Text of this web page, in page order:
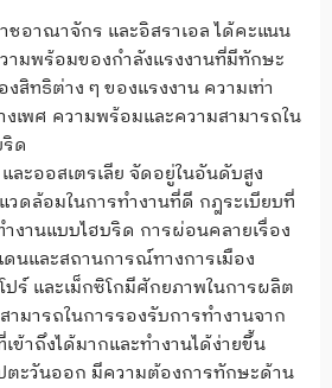
ชอาณาจักร และอิสราเอล ได้คะแนน
มพร้อมของกำลังแรงงานที่มีทักษะ
งสิทธิต่าง ๆ ของแรงงาน ความเท่า
งเพศ ความพร้อมและความสามารถใน
ด
ละออสเตรเลีย จัดอยู่ในอันดับสูง
ดล้อมในการทำงานที่ดี กฎระเบียบที่
งานแบบไฮบริด การผ่อนคลายเรื่อง
นและสถานการณ์ทางการเมือง
ปร์ และเม็กซิโกมีศักยภาพในการผลิต
ามารถในการรองรับการทำงานจาก
ข้าถึงได้มากและทำงานได้ง่ายขึ้น
ตะวันออก มีความต้องการทักษะด้าน